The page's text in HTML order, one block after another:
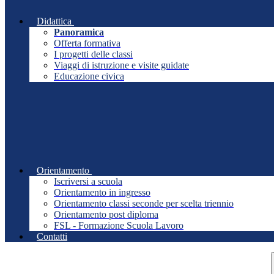
Didattica
Panoramica
Offerta formativa
I progetti delle classi
Viaggi di istruzione e visite guidate
Educazione civica
Orientamento
Iscriversi a scuola
Orientamento in ingresso
Orientamento classi seconde per scelta triennio
Orientamento post diploma
FSL - Formazione Scuola Lavoro
Contatti